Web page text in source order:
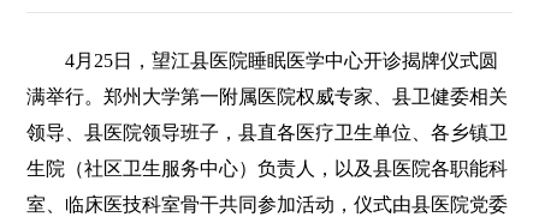
4月25日，望江县医院睡眠医学中心开诊揭牌仪式圆
满举行。郑州大学第一附属医院权威专家、县卫健委相关
领导、县医院领导班子，县直各医疗卫生单位、各乡镇卫
生院（社区卫生服务中心）负责人，以及县医院各职能科
室、临床医技科室骨干共同参加活动，仪式由县医院党委